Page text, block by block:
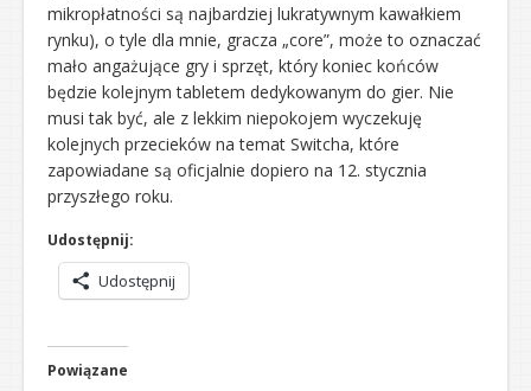
mikropłatności są najbardziej lukratywnym kawałkiem
rynku), o tyle dla mnie, gracza „core”, może to oznaczać
mało angażujące gry i sprzęt, który koniec końców
będzie kolejnym tabletem dedykowanym do gier. Nie
musi tak być, ale z lekkim niepokojem wyczekuję
kolejnych przecieków na temat Switcha, które
zapowiadane są oficjalnie dopiero na 12. stycznia
przyszłego roku.
Udostępnij:
Udostępnij
Powiązane